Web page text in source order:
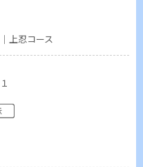
上忍コース